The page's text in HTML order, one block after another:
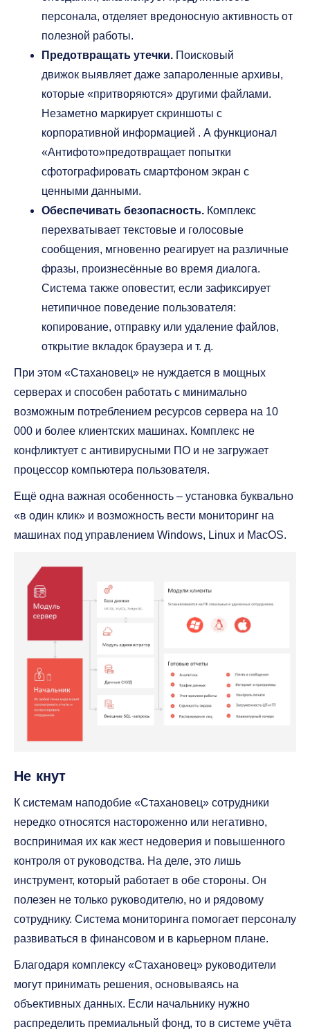
персонала, отделяет вредоносную активность от
полезной работы.
Предотвращать утечки. Поисковый
движок выявляет даже запароленные архивы,
которые «притворяются» другими файлами.
Незаметно маркирует скриншоты с
корпоративной информацией . А функционал
«Антифото»предотвращает попытки
сфотографировать смартфоном экран с
ценными данными.
Обеспечивать безопасность. Комплекс
перехватывает текстовые и голосовые
сообщения, мгновенно реагирует на различные
фразы, произнесённые во время диалога.
Система также оповестит, если зафиксирует
нетипичное поведение пользователя:
копирование, отправку или удаление файлов,
открытие вкладок браузера и т. д.
При этом «Стахановец» не нуждается в мощных
серверах и способен работать с минимально
возможным потреблением ресурсов сервера на 10
000 и более клиентских машинах. Комплекс не
конфликтует с антивирусными ПО и не загружает
процессор компьютера пользователя.
Ещё одна важная особенность – установка буквально
«в один клик» и возможность вести мониторинг на
машинах под управлением Windows, Linux и MacOS.
Не кнут
К системам наподобие «Стахановец» сотрудники
нередко относятся настороженно или негативно,
воспринимая их как жест недоверия и повышенного
контроля от руководства. На деле, это лишь
инструмент, который работает в обе стороны. Он
полезен не только руководителю, но и рядовому
сотруднику. Система мониторинга помогает персоналу
развиваться в финансовом и в карьерном плане.
Благодаря комплексу «Стахановец» руководители
могут принимать решения, основываясь на
объективных данных. Если начальнику нужно
распределить премиальный фонд, то в системе учёта